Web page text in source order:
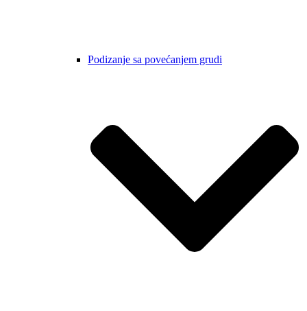
Podizanje sa povećanjem grudi